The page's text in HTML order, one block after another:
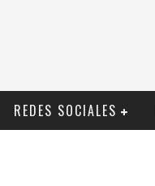
REDES SOCIALES